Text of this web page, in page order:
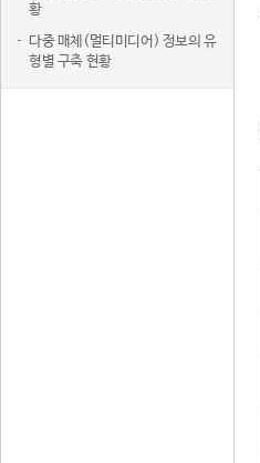
황
다중 매체(멀티미디어) 정보의 유
형별 구축 현황